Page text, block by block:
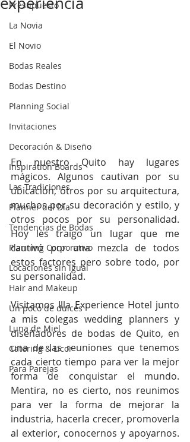
Presupuesto
La Novia
El Novio
Bodas Reales
Bodas Destino
Planning Social
Invitaciones
Decoración & Diseño
Inspiration Boards
Las Tradiciones
Planner del Día
Tendencias de Bodas
Planning Corporativo
Locaciones sin igual
Hair and Makeup
Un poco de dulces
Luna de Miel
Catering & Licor
Para Parejas
En nuestro Quito hay lugares
mágicos. Algunos cautivan por su
ubicación, otros por su arquitectura,
muchos por su decoración y estilo, y
otros pocos por su personalidad.
Hoy les traigo un lugar que me
cautivó por una mezcla de todos
estos factores pero sobre todo, por
su personalidad.
Visitamos Illa Experience Hotel junto
a mis colegas wedding planners y
diseñadores de bodas de Quito, en
una de las reuniones que tenemos
cada cierto tiempo para ver la mejor
forma de conquistar el mundo.
Mentira, no es cierto, nos reunimos
para ver la forma de mejorar la
industria, hacerla crecer, promoverla
al exterior, conocernos y apoyarnos.